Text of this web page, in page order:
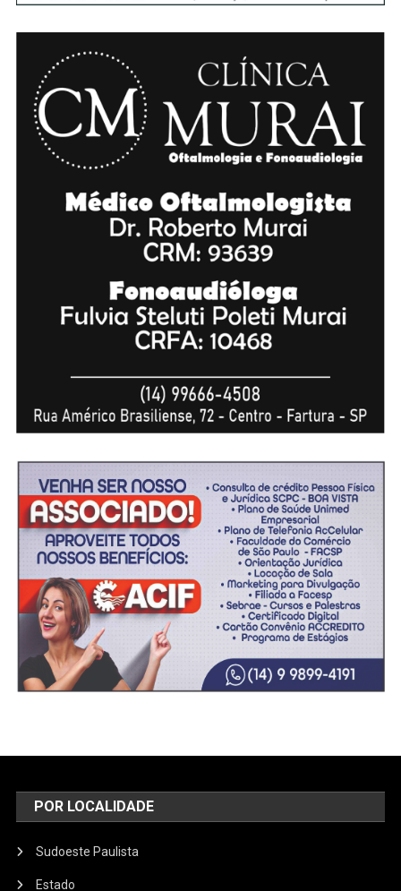
POR LOCALIDADE
Sudoeste Paulista
Estado